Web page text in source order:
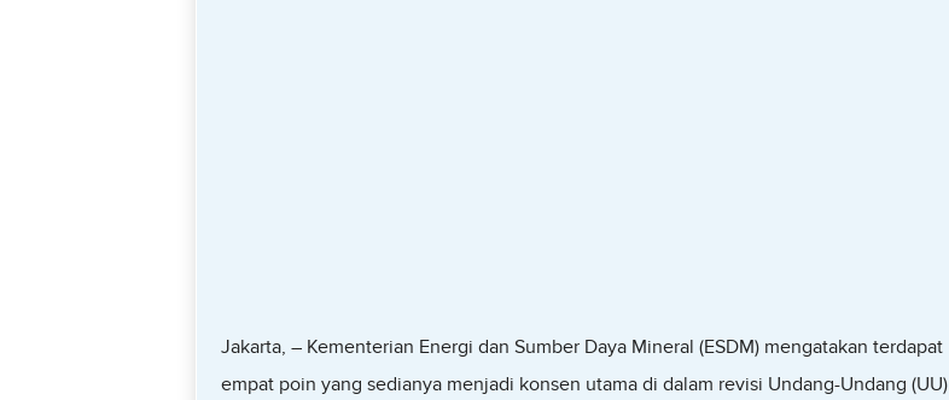
Jakarta, – Kementerian Energi dan Sumber Daya Mineral (ESDM) mengatakan terdapat
empat poin yang sedianya menjadi konsen utama di dalam revisi Undang-Undang (UU)